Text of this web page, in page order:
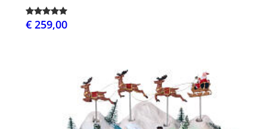
€ 259,00